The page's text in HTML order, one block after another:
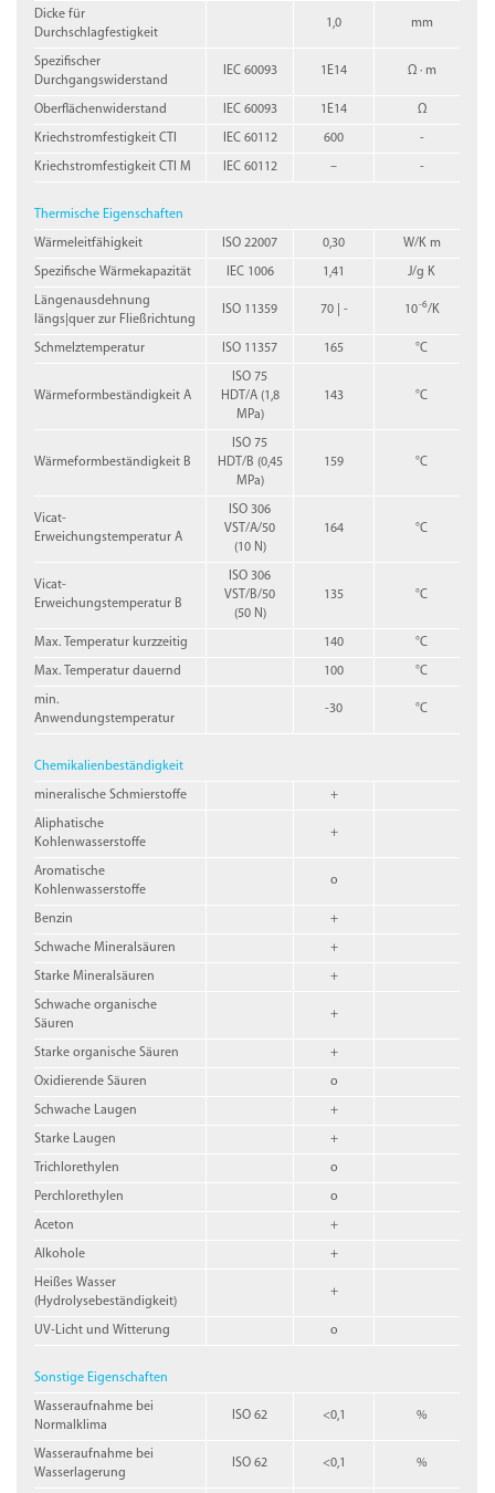
Dicke für
Durchschlagfestigkeit
1,0 mm
Spezifischer
Durchgangswiderstand
IEC 60093 1E14 Ω · m
Oberflächenwiderstand IEC 60093 1E14 Ω
Kriechstromfestigkeit CTI IEC 60112 600 -
Kriechstromfestigkeit CTI M IEC 60112 – -
Thermische Eigenschaften
Wärmeleitfähigkeit ISO 22007 0,30 W/K m
Spezifische Wärmekapazität IEC 1006 1,41 J/g K
Längenausdehnung
längs|quer zur Fließrichtung
ISO 11359 70 | - 10-6/K
Schmelztemperatur ISO 11357 165 °C
Wärmeformbeständigkeit A
ISO 75
HDT/A (1,8
MPa)
143 °C
Wärmeformbeständigkeit B
ISO 75
HDT/B (0,45
MPa)
159 °C
Vicat-
Erweichungstemperatur A
ISO 306
VST/A/50
(10 N)
164 °C
Vicat-
Erweichungstemperatur B
ISO 306
VST/B/50
(50 N)
135 °C
Max. Temperatur kurzzeitig 140 °C
Max. Temperatur dauernd 100 °C
min.
Anwendungstemperatur
-30 °C
Chemikalienbeständigkeit
mineralische Schmierstoffe +
Aliphatische
Kohlenwasserstoffe
+
Aromatische
Kohlenwasserstoffe
o
Benzin +
Schwache Mineralsäuren +
Starke Mineralsäuren +
Schwache organische
Säuren
+
Starke organische Säuren +
Oxidierende Säuren o
Schwache Laugen +
Starke Laugen +
Trichlorethylen o
Perchlorethylen o
Aceton +
Alkohole +
Heißes Wasser
(Hydrolysebeständigkeit)
+
UV-Licht und Witterung o
Sonstige Eigenschaften
Wasseraufnahme bei
Normalklima
ISO 62 <0,1 %
Wasseraufnahme bei
Wasserlagerung
ISO 62 <0,1 %